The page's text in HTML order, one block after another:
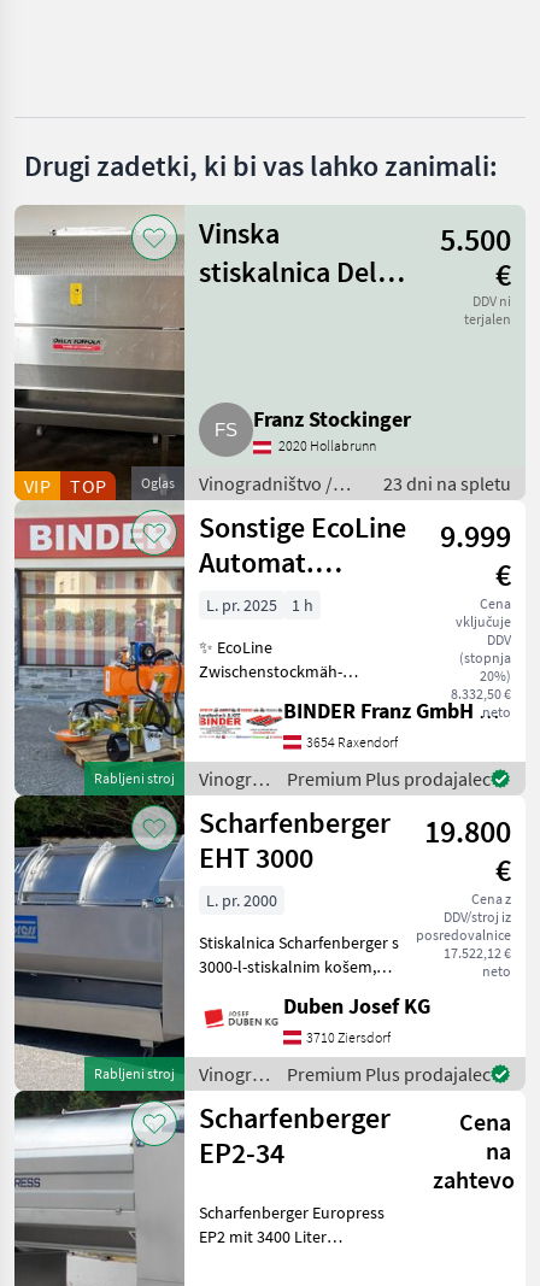
Drugi zadetki, ki bi vas lahko zanimali:
Oglas
VIP TOP
Vinska
stiskalnica Della
5.500
€
DDV ni
terjalen
Franz Stockinger
2020 Hollabrunn
Vinogradništvo /
Stroj za kletarjenje
23 dni na spletu
Rabljeni stroj
Sonstige EcoLine
Automat.
Zwischenstockmäher
Ostraticky
9.999
€
Cena
vključuje
DDV
(stopnja
20%)
8.332,50 €
neto
L. pr. 2025
1 h
✨ EcoLine
Zwischenstockmäh-
Ostraticky MSO-400HP ✔️
durch Eigenölversorgung
ist Mähen auch ✔️ mit
kleineren Traktoren
problemlos möglich!
BINDER Franz GmbH & CoKG
3654 Raxendorf
Vinogradništvo
/
Sonstige
Premium Plus prodajalec
Rabljeni stroj
Scharfenberger
EHT 3000
19.800
€
Cena z
DDV/stroj iz
posredovalnice
17.522,12 €
neto
L. pr. 2000
Stiskalnica Scharfenberger s
3000-l-stiskalnim košem,
polnjenje z drsnimi vrati,
popolnoma avtomatskim
krmiljenjem, stranskim
zaslonom, priklj
Duben Josef KG
3710 Ziersdorf
Vinogradništvo
/
Scharfenberger
Premium Plus prodajalec
Scharfenberger
EP2-34
Cena
na
zahtevo
Scharfenberger Europress
EP2 mit 3400 Liter